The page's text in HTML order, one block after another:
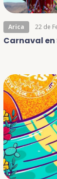
Arica 22 de
Carnaval en